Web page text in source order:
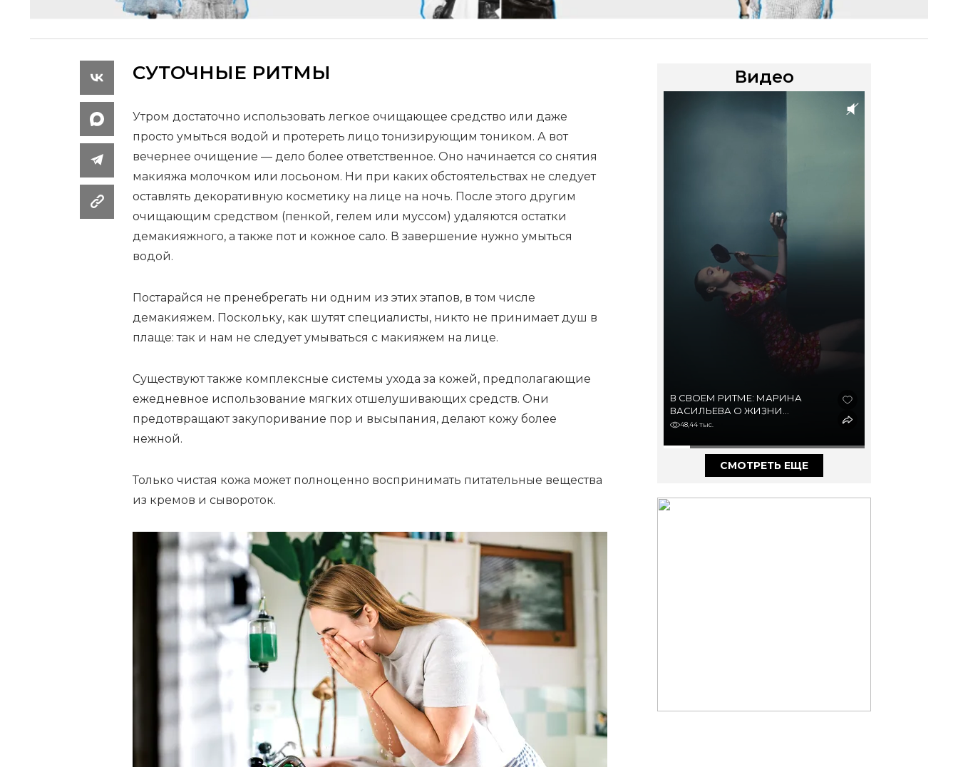
В СВОЕМ РИТМЕ: МАРИНА
ВАСИЛЬЕВА О ЖИЗНИ
В ДЕРЕВНЕ И МЕГАПОЛИСЕ,
ИЗ САМЫХ СЛОЖНЫХ РОЛЕЙ
В КАРЬЕРЕ
48,44 тыс.
СМОТРЕТЬ ЕЩЕ
СУТОЧНЫЕ РИТМЫ
Утром достаточно использовать легкое очищающее средство или даже
просто умыться водой и протереть лицо тонизирующим тоником. А вот
вечернее очищение — дело более ответственное. Оно начинается со снятия
макияжа молочком или лосьоном. Ни при каких обстоятельствах не следует
оставлять декоративную косметику на лице на ночь. После этого другим
очищающим средством (пенкой, гелем или муссом) удаляются остатки
демакияжного, а также пот и кожное сало. В завершение нужно умыться
водой.
Постарайся не пренебрегать ни одним из этих этапов, в том числе
демакияжем. Поскольку, как шутят специалисты, никто не принимает душ в
плаще: так и нам не следует умываться с макияжем на лице.
Существуют также комплексные системы ухода за кожей, предполагающие
ежедневное использование мягких отшелушивающих средств. Они
предотвращают закупоривание пор и высыпания, делают кожу более
нежной.
Только чистая кожа может полноценно воспринимать питательные вещества
из кремов и сывороток.